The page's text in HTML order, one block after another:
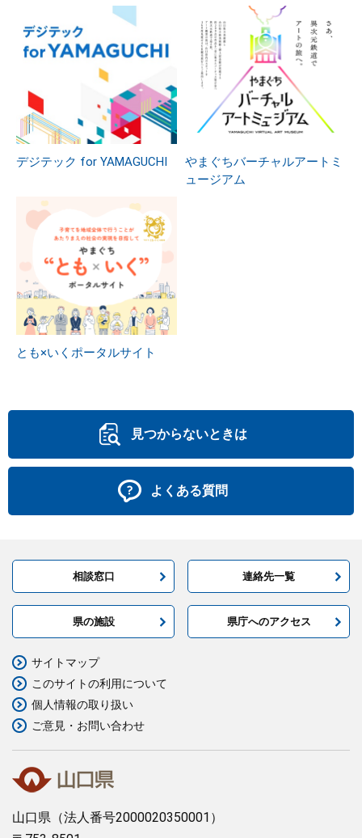
デジテック for YAMAGUCHI
やまぐちバーチャルアートミ
ュージアム
とも×いくポータルサイト
見つからないときは
よくある質問
相談窓口 連絡先一覧
県の施設 県庁へのアクセス
山口県 （法人番号2000020350001）
サイトマップ
このサイトの利用について
個人情報の取り扱い
ご意見・お問い合わせ